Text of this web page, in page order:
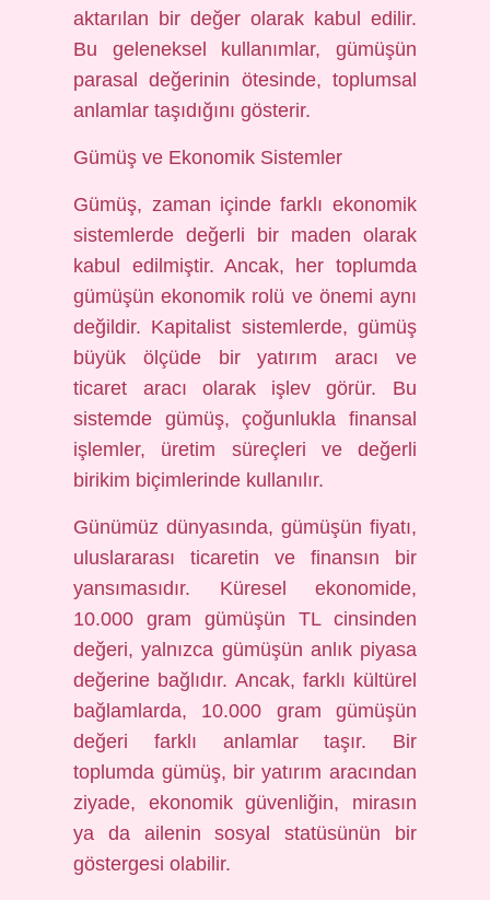
aktarılan bir değer olarak kabul edilir.
Bu geleneksel kullanımlar, gümüşün
parasal değerinin ötesinde, toplumsal
anlamlar taşıdığını gösterir.
Gümüş ve Ekonomik Sistemler
Gümüş, zaman içinde farklı ekonomik
sistemlerde değerli bir maden olarak
kabul edilmiştir. Ancak, her toplumda
gümüşün ekonomik rolü ve önemi aynı
değildir. Kapitalist sistemlerde, gümüş
büyük ölçüde bir yatırım aracı ve
ticaret aracı olarak işlev görür. Bu
sistemde gümüş, çoğunlukla finansal
işlemler, üretim süreçleri ve değerli
birikim biçimlerinde kullanılır.
Günümüz dünyasında, gümüşün fiyatı,
uluslararası ticaretin ve finansın bir
yansımasıdır. Küresel ekonomide,
10.000 gram gümüşün TL cinsinden
değeri, yalnızca gümüşün anlık piyasa
değerine bağlıdır. Ancak, farklı kültürel
bağlamlarda, 10.000 gram gümüşün
değeri farklı anlamlar taşır. Bir
toplumda gümüş, bir yatırım aracından
ziyade, ekonomik güvenliğin, mirasın
ya da ailenin sosyal statüsünün bir
göstergesi olabilir.